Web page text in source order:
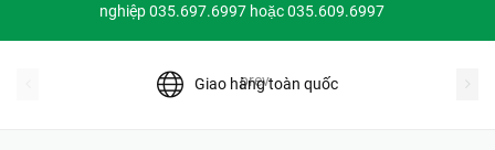
nghiệp 035.697.6997 hoặc 035.609.6997
Giao hàng toàn quốc
prev